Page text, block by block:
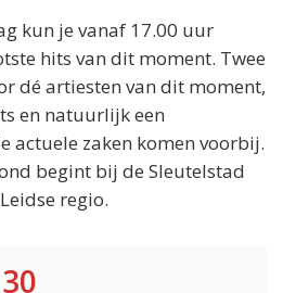
kun je vanaf 17.00 uur
hits van dit moment. Twee
dé artiesten van dit moment,
en natuurlijk een
actuele zaken komen voorbij.
begint bij de Sleutelstad
regio.